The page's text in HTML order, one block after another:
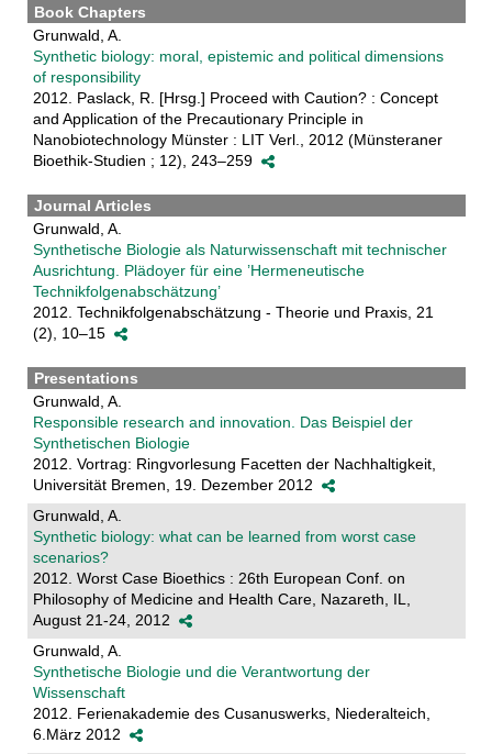
Book Chapters
Grunwald, A.
Synthetic biology: moral, epistemic and political dimensions
of responsibility
2012. Paslack, R. [Hrsg.] Proceed with Caution? : Concept
and Application of the Precautionary Principle in
Nanobiotechnology Münster : LIT Verl., 2012 (Münsteraner
Bioethik-Studien ; 12), 243–259
Journal Articles
Grunwald, A.
Synthetische Biologie als Naturwissenschaft mit technischer
Ausrichtung. Plädoyer für eine ’Hermeneutische
Technikfolgenabschätzung’
2012. Technikfolgenabschätzung - Theorie und Praxis, 21
(2), 10–15
Presentations
Grunwald, A.
Responsible research and innovation. Das Beispiel der
Synthetischen Biologie
2012. Vortrag: Ringvorlesung Facetten der Nachhaltigkeit,
Universität Bremen, 19. Dezember 2012
Grunwald, A.
Synthetic biology: what can be learned from worst case
scenarios?
2012. Worst Case Bioethics : 26th European Conf. on
Philosophy of Medicine and Health Care, Nazareth, IL,
August 21-24, 2012
Grunwald, A.
Synthetische Biologie und die Verantwortung der
Wissenschaft
2012. Ferienakademie des Cusanuswerks, Niederalteich,
6.März 2012